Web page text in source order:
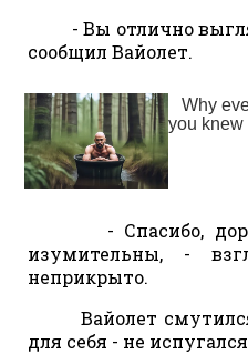
- Вы отлично
сообщил Вайолет.
- Спасибо,
изумительны, -
неприкрыто.
Вайолет
для себя - не